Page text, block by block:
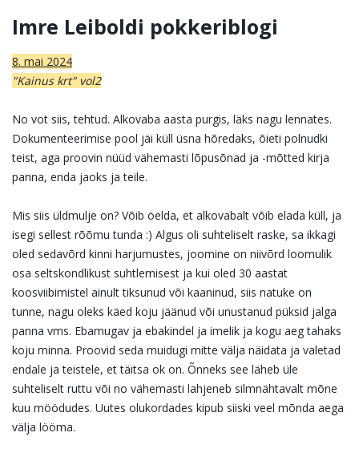
Imre Leiboldi pokkeriblogi
8. mai 2024
"Kainus krt" vol2
No vot siis, tehtud. Alkovaba aasta purgis, läks nagu lennates.
Dokumenteerimise pool jäi küll üsna hõredaks, õieti polnudki
teist, aga proovin nüüd vähemasti lõpusõnad ja -mõtted kirja
panna, enda jaoks ja teile.
Mis siis üldmulje on? Võib öelda, et alkovabalt võib elada küll, ja
isegi sellest rõõmu tunda :) Algus oli suhteliselt raske, sa ikkagi
oled sedavõrd kinni harjumustes, joomine on niivõrd loomulik
osa seltskondlikust suhtlemisest ja kui oled 30 aastat
koosviibimistel ainult tiksunud või kaaninud, siis natuke on
tunne, nagu oleks käed koju jäänud või unustanud püksid jalga
panna vms. Ebamugav ja ebakindel ja imelik ja kogu aeg tahaks
koju minna. Proovid seda muidugi mitte välja näidata ja valetad
endale ja teistele, et täitsa ok on. Õnneks see läheb üle
suhteliselt ruttu või no vähemasti lahjeneb silmnähtavalt mõne
kuu möödudes. Uutes olukordades kipub siiski veel mõnda aega
välja lööma.